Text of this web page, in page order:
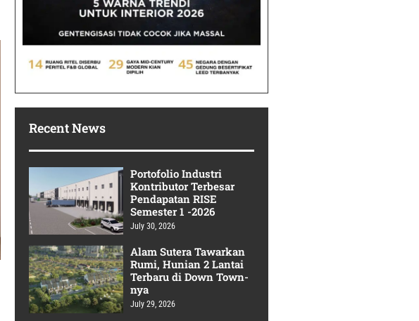
Recent News
Portofolio Industri
Kontributor Terbesar
Pendapatan RISE
Semester 1 -2026
July 30, 2026
Alam Sutera Tawarkan
Rumi, Hunian 2 Lantai
Terbaru di Down Town-
nya
July 29, 2026